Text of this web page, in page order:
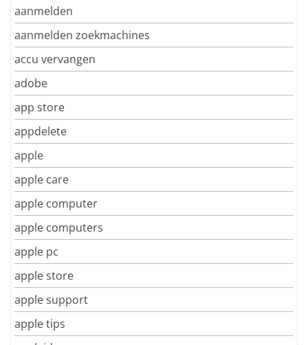
aanmelden
aanmelden zoekmachines
accu vervangen
adobe
app store
appdelete
apple
apple care
apple computer
apple computers
apple pc
apple store
apple support
apple tips